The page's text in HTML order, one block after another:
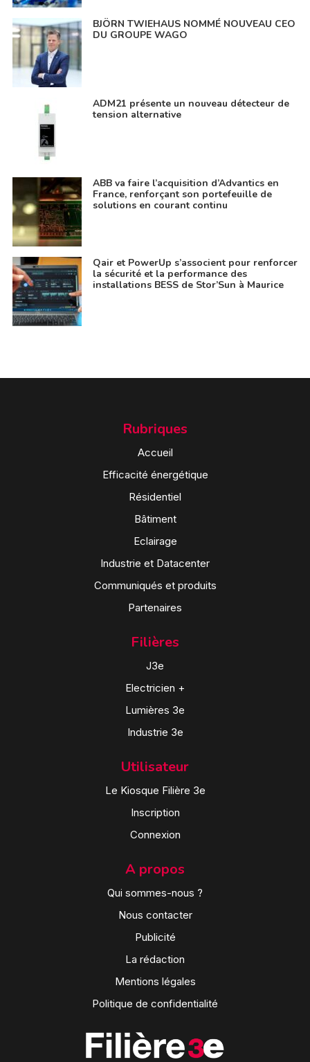
BJÖRN TWIEHAUS NOMMÉ NOUVEAU CEO
DU GROUPE WAGO
ADM21 présente un nouveau détecteur de
tension alternative
ABB va faire l’acquisition d’Advantics en
France, renforçant son portefeuille de
solutions en courant continu
Qair et PowerUp s’associent pour renforcer
la sécurité et la performance des
installations BESS de Stor’Sun à Maurice
Rubriques
Accueil
Efficacité énergétique
Résidentiel
Bâtiment
Eclairage
Industrie et Datacenter
Communiqués et produits
Partenaires
Filières
J3e
Electricien +
Lumières 3e
Industrie 3e
Utilisateur
Le Kiosque Filière 3e
Inscription
Connexion
A propos
Qui sommes-nous ?
Nous contacter
Publicité
La rédaction
Mentions légales
Politique de confidentialité